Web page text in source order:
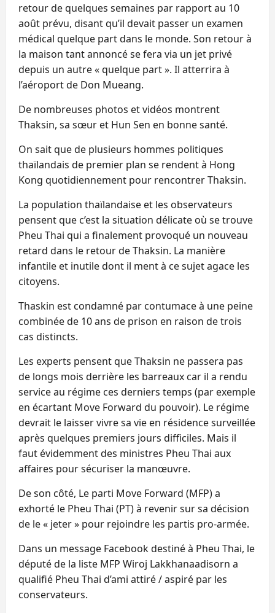
retour de quelques semaines par rapport au 10
août prévu, disant qu’il devait passer un examen
médical quelque part dans le monde. Son retour à
la maison tant annoncé se fera via un jet privé
depuis un autre « quelque part ». Il atterrira à
l’aéroport de Don Mueang.
De nombreuses photos et vidéos montrent
Thaksin, sa sœur et Hun Sen en bonne santé.
On sait que de plusieurs hommes politiques
thaïlandais de premier plan se rendent à Hong
Kong quotidiennement pour rencontrer Thaksin.
La population thaïlandaise et les observateurs
pensent que c’est la situation délicate où se trouve
Pheu Thai qui a finalement provoqué un nouveau
retard dans le retour de Thaksin. La manière
infantile et inutile dont il ment à ce sujet agace les
citoyens.
Thaskin est condamné par contumace à une peine
combinée de 10 ans de prison en raison de trois
cas distincts.
Les experts pensent que Thaksin ne passera pas
de longs mois derrière les barreaux car il a rendu
service au régime ces derniers temps (par exemple
en écartant Move Forward du pouvoir). Le régime
devrait le laisser vivre sa vie en résidence surveillée
après quelques premiers jours difficiles. Mais il
faut évidemment des ministres Pheu Thai aux
affaires pour sécuriser la manœuvre.
De son côté, Le parti Move Forward (MFP) a
exhorté le Pheu Thai (PT) à revenir sur sa décision
de le « jeter » pour rejoindre les partis pro-armée.
Dans un message Facebook destiné à Pheu Thai, le
député de la liste MFP Wiroj Lakkhanaadisorn a
qualifié Pheu Thai d’ami attiré / aspiré par les
conservateurs.